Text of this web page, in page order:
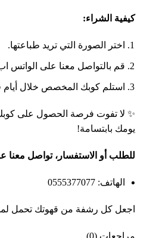
كيفية الشراء:
اختر الصورة التي تريد طباعتها.
قم بالتواصل معنا على الواتس اب
استلم كوبك المخصص خلال أيام
✨ لا تفوت فرصة الحصول على
يومك بابتسامة!
للطلب أو الاستفسار، تواصل معنا
الهاتف: 0555377077
اجعل كل رشفة من قهوتك تحمل
مراجعات (0)